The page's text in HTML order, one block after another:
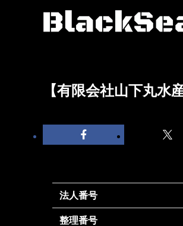
【有限会社山下丸水
法人番号
整理番号